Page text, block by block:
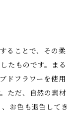
ることで、その柔
たものです。まる
ドフラワーを使用
ただ、自然の素材
お色も退色してき